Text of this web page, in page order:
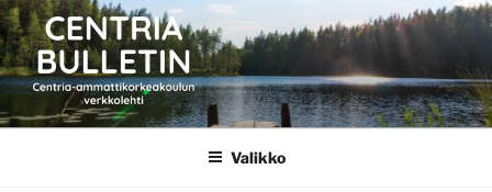
Siirry
sisältöön
CENTRIA BULLETIN
Valikko